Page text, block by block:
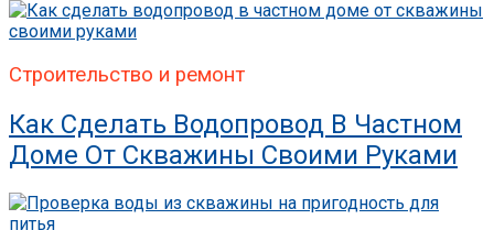
Строительство и ремонт
Как Сделать Водопровод В Частном
Доме От Скважины Своими Руками